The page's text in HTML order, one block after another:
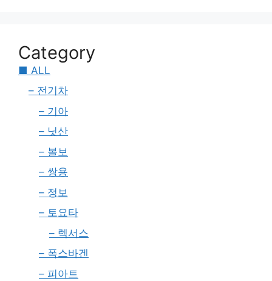
Category
■ ALL
– 전기차
– 기아
– 닛산
– 볼보
– 쌍용
– 정보
– 토요타
– 렉서스
– 폭스바겐
– 피아트